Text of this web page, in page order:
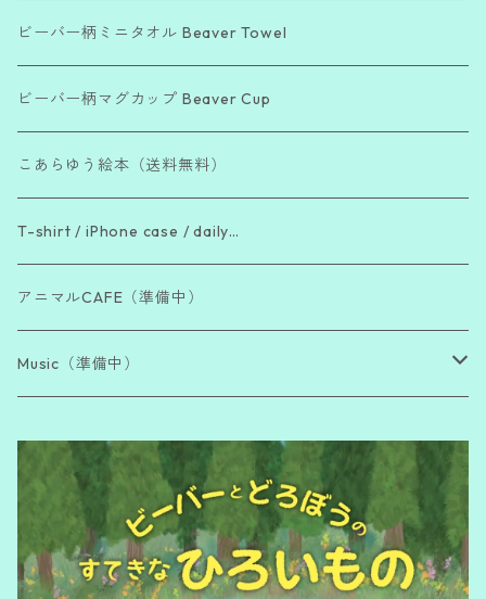
「Beautiful Day」シリーズ
「Bea Cool !」シリーズ
「The Beaver Blend」シリーズ
「働き者ビーバー」シリーズ
「脱力系ビーバー」シリーズ
ビーバー柄ミニタオル Beaver Towel
ビーバー柄マグカップ Beaver Cup
こあらゆう絵本（送料無料）
T-shirt / iPhone case / daily…
アニマルCAFE（準備中）
Music（準備中）
Famous Japanese Poems
Commissioned work